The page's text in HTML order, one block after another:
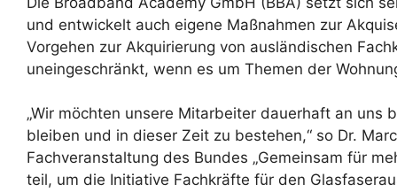
und entwickelt auch eigene Maßnahmen zur
Vorgehen zur Akquirierung von ausländischen
uneingeschränkt, wenn es um Themen der
„Wir möchten unsere Mitarbeiter dauerhaft an
bleiben und in dieser Zeit zu bestehen,“ so Dr.
Fachveranstaltung des Bundes „Gemeinsam für
teil, um die Initiative Fachkräfte für den